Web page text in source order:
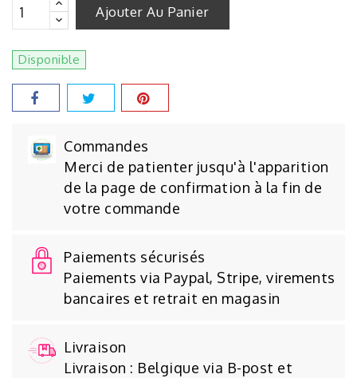
Ajouter Au Panier
Disponible
Commandes
Merci de patienter jusqu'à l'apparition
de la page de confirmation à la fin de
votre commande
Paiements sécurisés
Paiements via Paypal, Stripe, virements
bancaires et retrait en magasin
Livraison
Livraison : Belgique via B-post et